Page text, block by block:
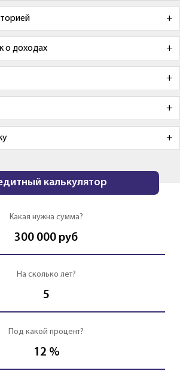
о доходах
калькулятор
Какая нужна сумма?
300 000 руб
На сколько лет?
5
Под какой процент?
12 %